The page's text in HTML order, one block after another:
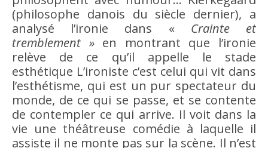
(philosophe danois du siècle dernier), a
analysé l’ironie dans « Crainte et
tremblement »en montrant que l’ironie
relève de ce qu’il appelle le stade
esthétique L’ironiste c’est celui qui vit dans
l’esthétisme, qui est un pur spectateur du
monde, de ce qui se passe, et se contente
de contempler ce qui arrive. Il voit dans la
vie une théâtreuse comédie à laquelle il
assiste il ne monte pas sur la scène. Il n’est